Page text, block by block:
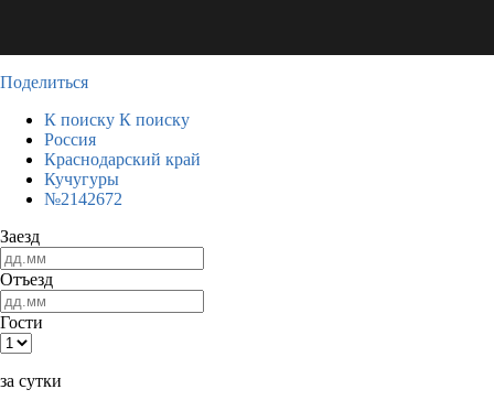
Поделиться
К поиску К поиску
Россия
Краснодарский край
Кучугуры
№2142672
Заезд
Отъезд
Гости
за сутки